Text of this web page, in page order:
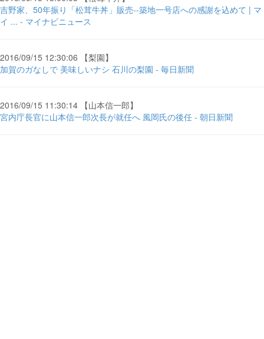
吉野家、50年振り「松茸牛丼」販売--築地一号店への感謝を込めて | マ
イ ... - マイナビニュース
2016/09/15 12:30:06 【梨園】
加賀のガなしで 美味しいナシ 石川の梨園 - 毎日新聞
2016/09/15 11:30:14 【山本信一郎】
宮内庁長官に山本信一郎次長が就任へ 風岡氏の後任 - 朝日新聞